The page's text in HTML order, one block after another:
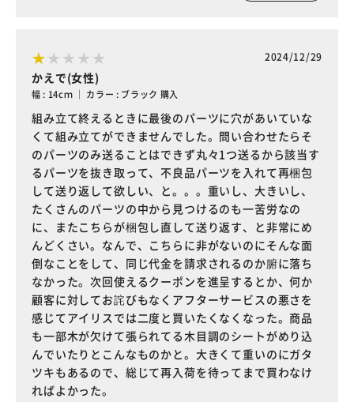
2024/12/29
かえで(女性)
幅 : 14cｍ ｜ カラー : ブラック 購入
組み立て終えるときに最後のパーツに穴があいていな
くて組み立てができませんでした。問い合わせたらそ
のパーツのみ送ることはできず丸々1つ送るから該当す
るパーツを抜き取って、不良品パーツを入れて再梱包
して送り返して欲しい、と。。。重いし、大きいし、
たくさんのパーツの中から見つけるのも一苦労なの
に、またこちらが梱包し直して送り返す、と非常にめ
んどくさい。なんで、こちらに非がないのにそんな面
倒なことをして、同じ代金を請求されるのか腑に落ち
なかった。次回使えるクーポンを進呈するとか、何か
顧客に対してお詫びもなくアフターサービスの悪さを
感じてアイリスでは二度と買いたくなくなった。商品
も一部木が欠けて張られてる木目調のシートがめり込
んでいたりとこんなものかと。大きくて重いのにガタ
ツキもあるので、総じて再入荷を待ってまで買わなけ
ればよかった。